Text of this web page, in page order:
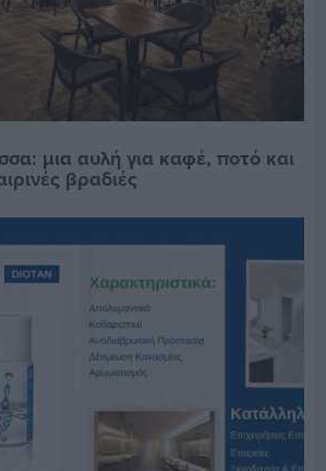
μια αυλή για καφέ, ποτό και
βραδιές